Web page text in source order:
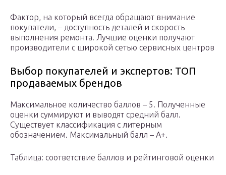
Фактор, на который всегда обращают внимание
покупатели, – доступность деталей и скорость
выполнения ремонта. Лучшие оценки получают
производители с широкой сетью сервисных центров
Выбор покупателей и экспертов: ТОП
продаваемых брендов
Максимальное количество баллов – 5. Полученные
оценки суммируют и выводят средний балл.
Существует классификация с литерным
обозначением. Максимальный балл – А+.
Таблица: соответствие баллов и рейтинговой оценки